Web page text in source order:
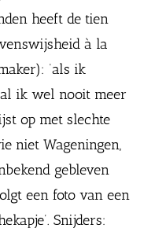
heeft de tien
à la
‘als ik
ik wel nooit meer
op met slechte
niet Wageningen,
gebleven
een foto van een
Snijders: